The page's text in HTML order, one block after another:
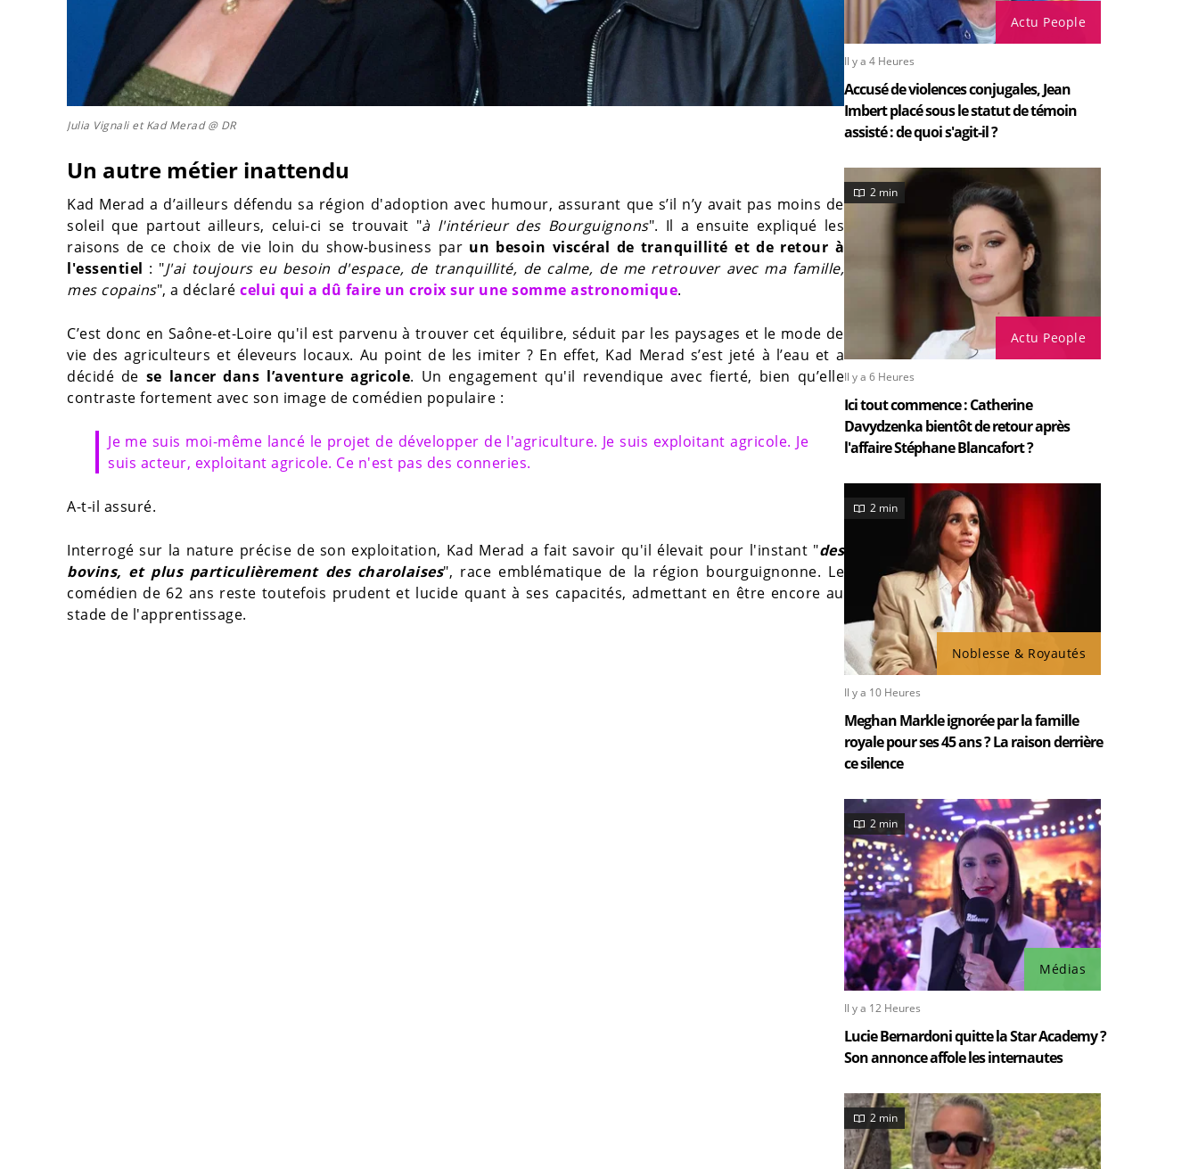
Julia Vignali et Kad Merad @ DR
Un autre métier inattendu
Kad Merad a d’ailleurs défendu sa région d'adoption avec humour, assurant que s’il n’y avait pas moins de
soleil que partout ailleurs, celui-ci se trouvait "à l'intérieur des Bourguignons". Il a ensuite expliqué les
raisons de ce choix de vie loin du show-business par un besoin viscéral de tranquillité et de retour à
l'essentiel : "J'ai toujours eu besoin d'espace, de tranquillité, de calme, de me retrouver avec ma famille,
mes copains", a déclaré celui qui a dû faire un croix sur une somme astronomique.
C’est donc en Saône-et-Loire qu'il est parvenu à trouver cet équilibre, séduit par les paysages et le mode de
vie des agriculteurs et éleveurs locaux. Au point de les imiter ? En effet, Kad Merad s’est jeté à l’eau et a
décidé de se lancer dans l’aventure agricole. Un engagement qu'il revendique avec fierté, bien qu’elle
contraste fortement avec son image de comédien populaire :
Je me suis moi-même lancé le projet de développer de l'agriculture. Je suis exploitant agricole. Je
suis acteur, exploitant agricole. Ce n'est pas des conneries.
A-t-il assuré.
Interrogé sur la nature précise de son exploitation, Kad Merad a fait savoir qu'il élevait pour l'instant "des
bovins, et plus particulièrement des charolaises", race emblématique de la région bourguignonne. Le
comédien de 62 ans reste toutefois prudent et lucide quant à ses capacités, admettant en être encore au
stade de l'apprentissage.
Actu People
Il y a 4 Heures
Accusé de violences conjugales, Jean
Imbert placé sous le statut de témoin
assisté : de quoi s'agit-il ?
Actu People
2 min
Il y a 6 Heures
Ici tout commence : Catherine
Davydzenka bientôt de retour après
l'affaire Stéphane Blancafort ?
Noblesse & Royautés
2 min
Il y a 10 Heures
Meghan Markle ignorée par la famille
royale pour ses 45 ans ? La raison derrière
ce silence
Médias
2 min
Il y a 12 Heures
Lucie Bernardoni quitte la Star Academy ?
Son annonce affole les internautes
2 min